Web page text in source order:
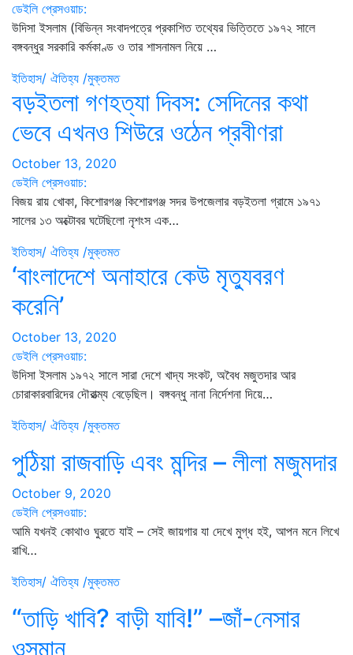
ডেইলি প্রেসওয়াচ:
উদিসা ইসলাম (বিভিন্ন সংবাদপত্রে প্রকাশিত তথ্যের ভিত্তিতে ১৯৭২ সালে
বঙ্গবন্ধুর সরকারি কর্মকাণ্ড ও তার শাসনামল নিয়ে …
ইতিহাস/ ঐতিহ্য /মুক্তমত
বড়ইতলা গণহত্যা দিবস: সেদিনের কথা
ভেবে এখনও শিউরে ওঠেন প্রবীণরা
October 13, 2020
ডেইলি প্রেসওয়াচ:
বিজয় রায় খোকা, কিশোরগঞ্জ কিশোরগঞ্জ সদর উপজেলার বড়ইতলা গ্রামে ১৯৭১
সালের ১৩ অক্টোবর ঘটেছিলো নৃশংস এক…
ইতিহাস/ ঐতিহ্য /মুক্তমত
‘বাংলাদেশে অনাহারে কেউ মৃত্যুবরণ
করেনি’
October 13, 2020
ডেইলি প্রেসওয়াচ:
উদিসা ইসলাম ১৯৭২ সালে সারা দেশে খাদ্য সংকট, অবৈধ মজুতদার আর
চোরাকারবারিদের দৌরাত্ম্য বেড়েছিল। বঙ্গবন্ধু নানা নির্দেশনা দিয়ে…
ইতিহাস/ ঐতিহ্য /মুক্তমত
পুঠিয়া রাজবাড়ি এবং মন্দির – লীলা মজুমদার
October 9, 2020
ডেইলি প্রেসওয়াচ:
আমি যখনই কোথাও ঘুরতে যাই – সেই জায়গার যা দেখে মুগ্ধ হই, আপন মনে লিখে
রাখি…
ইতিহাস/ ঐতিহ্য /মুক্তমত
“তাড়ি খাবি? বাড়ী যাবি!” –জাঁ-নেসার
ওসমান